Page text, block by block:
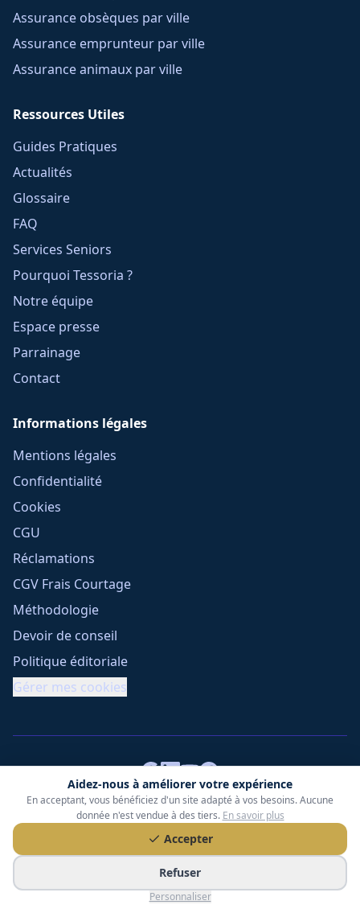
Aidez-nous à améliorer votre expérience
En acceptant, vous bénéficiez d'un site adapté à vos besoins. Aucune
donnée n'est vendue à des tiers. En savoir plus
Accepter
Refuser
Personnaliser
Assurance obsèques par ville
Assurance emprunteur par ville
Assurance animaux par ville
Ressources Utiles
Guides Pratiques
Actualités
Glossaire
FAQ
Services Seniors
Pourquoi Tessoria ?
Notre équipe
Espace presse
Parrainage
Contact
Informations légales
Mentions légales
Confidentialité
Cookies
CGU
Réclamations
CGV Frais Courtage
Méthodologie
Devoir de conseil
Politique éditoriale
Gérer mes cookies
Tessoria Assurances- SARL au capital de 15 000 €
ORIAS n° 25007309 - RCS 990 206 179 - Membre du réseau
360 Courtage
RC Pro : Klarity - Contrat n° CCOUK000785
49 chemin des Gardettes Sine, 06570 Saint-Paul-de-Vence